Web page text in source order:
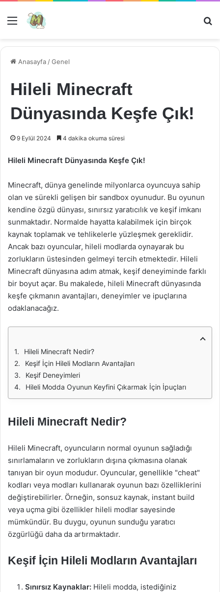
Menü
Anasayfa /Genel
Hileli Minecraft
Dünyasında Keşfe Çık!
9 Eylül 2024 4 dakika okuma süresi
Hileli Minecraft Dünyasında Keşfe Çık!
Minecraft, dünya genelinde milyonlarca oyuncuya sahip
olan ve sürekli gelişen bir sandbox oyunudur. Bu oyunun
kendine özgü dünyası, sınırsız yaratıcılık ve keşif imkanı
sunmaktadır. Normalde hayatta kalabilmek için birçok
kaynak toplamak ve tehlikelerle yüzleşmek gereklidir.
Ancak bazı oyuncular, hileli modlarda oynayarak bu
zorlukların üstesinden gelmeyi tercih etmektedir. Hileli
Minecraft dünyasına adım atmak, keşif deneyiminde farklı
bir boyut açar. Bu makalede, hileli Minecraft dünyasında
keşfe çıkmanın avantajları, deneyimler ve ipuçlarına
odaklanacağız.
Hileli Minecraft Nedir?
Keşif İçin Hileli Modların Avantajları
Keşif Deneyimleri
Hileli Modda Oyunun Keyfini Çıkarmak İçin İpuçları
Hileli Minecraft Nedir?
Hileli Minecraft, oyuncuların normal oyunun sağladığı
sınırlamaların ve zorlukların dışına çıkmasına olanak
tanıyan bir oyun modudur. Oyuncular, genellikle "cheat"
kodları veya modları kullanarak oyunun bazı özelliklerini
değiştirebilirler. Örneğin, sonsuz kaynak, instant build
veya uçma gibi özellikler hileli modlar sayesinde
mümkündür. Bu duygu, oyunun sunduğu yaratıcı
özgürlüğü daha da artırmaktadır.
Keşif İçin Hileli Modların Avantajları
Sınırsız Kaynaklar: Hileli modda, istediğiniz